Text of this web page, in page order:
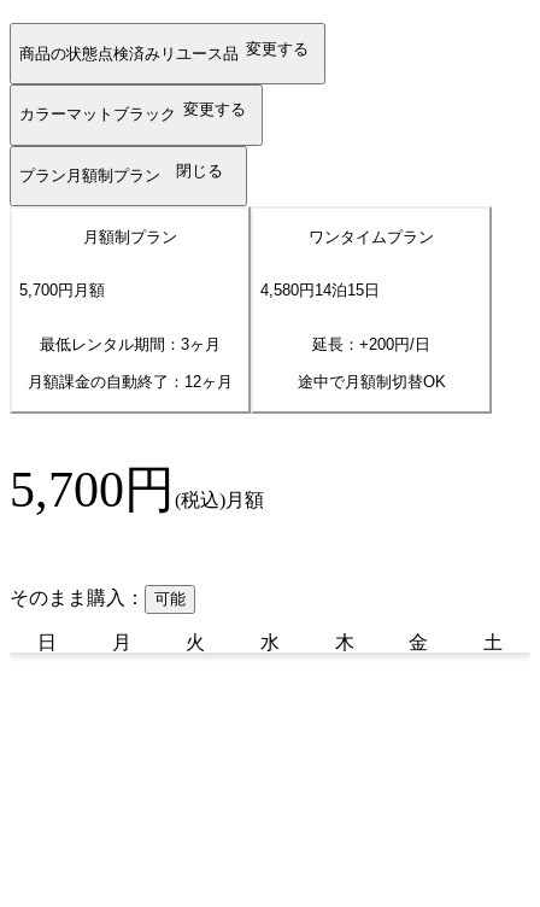
商品の状態点検済みリユース品 変更する
カラーマットブラック 変更する
プラン 月額制プラン 閉じる
月額制プラン
5,700円 月額
最低レンタル期間：3ヶ月
月額課金の自動終了： 12ヶ月
ワンタイムプラン
4,580円 14泊15 日
延長：+200円/日
途中で月額制切替OK
5,700円 (税込)月額
そのまま購入： 可能
日 月 火 水 木 金 土